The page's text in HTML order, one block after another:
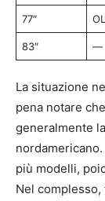
77″
83″ —
La situazione
pena notare
generalmente
più modelli,
Nel